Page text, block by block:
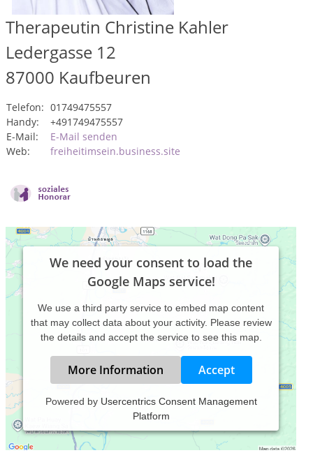
Therapeutin Christine Kahler
Ledergasse 12
87000 Kaufbeuren
Telefon: 01749475557
Handy:
+491749475557
E-Mail:
E-Mail senden
Web:
freiheitimsein.business.site
We need your consent to load the
Google Maps service!
We use a third party service to embed map content
that may collect data about your activity. Please review
the details and accept the service to see this map.
More Information Accept
Powered by Usercentrics Consent Management
Platform